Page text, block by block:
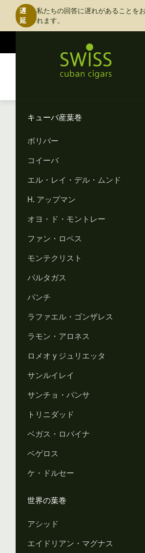
遅
延
私たちの回答に遅れがあることを
れます。
コンテンツにスキップ
キューバ産葉巻
ボリバー
コイーバ
エル・レイ・デル・ムンド
H. アップマン
オヨ・ド・モントレー
ファン・ロペス
モンテクリスト
パルタガス
パンチ
ラファエル・ゴンザレス
ラモン・アロネス
ロメオ y ジュリエッタ
サンルイレイ
サンチョ・パンサ
トリニダッド
ベガス・ロバイナ
ベゲロス
ケ・ドルセー
世界の葉巻
アシッド
エイドリアン・マグナス